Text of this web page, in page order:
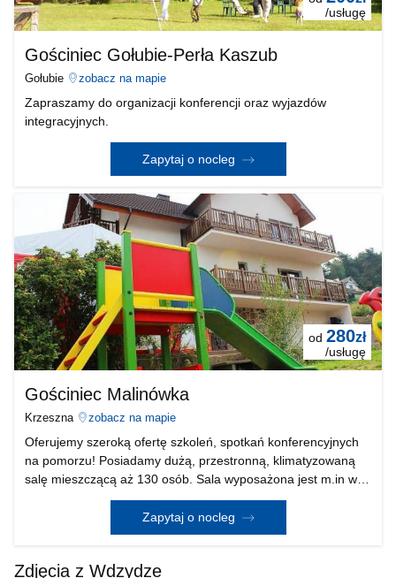
/usługę
Gościniec Gołubie-Perła Kaszub
Gołubie zobacz na mapie
Zapraszamy do organizacji konferencji oraz wyjazdów
integracyjnych.
Zapytaj o nocleg
od 280zł
/usługę
Gościniec Malinówka
Krzeszna zobacz na mapie
Oferujemy szeroką ofertę szkoleń, spotkań konferencyjnych
na pomorzu! Posiadamy dużą, przestronną, klimatyzowaną
salę mieszczącą aż 130 osób. Sala wyposażona jest m.in w
rzutnik, projektor oraz nagłośnienie. Oferujemy również
Zapytaj o nocleg
Zdjęcia z Wdzydze